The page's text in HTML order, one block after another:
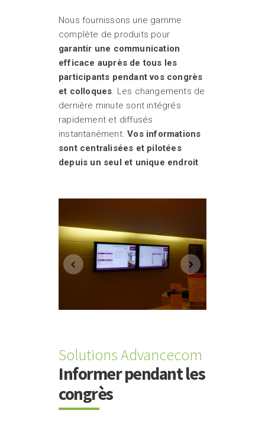
Nous fournissons une gamme
complète de produits pour
garantir une communication
efficace auprès de tous les
participants pendant vos congrès
et colloques. Les changements de
dernière minute sont intégrés
rapidement et diffusés
instantanément.Vos informations
sont centralisées et pilotées
depuis un seul et unique endroit.
Solutions Advancecom
Informer pendant les
congrès